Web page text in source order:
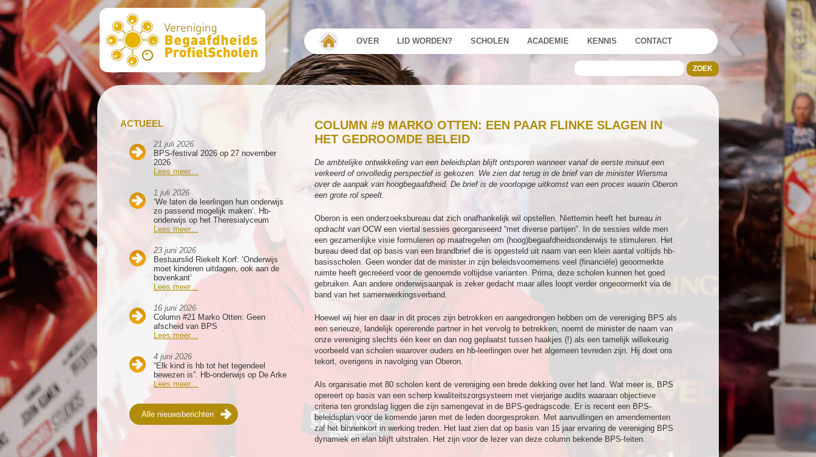
OVER LID WORDEN? SCHOLEN ACADEMIE KENNIS CONTACT
ACTUEEL
21 juli 2026
BPS-festival 2026 op 27 november
2026
Lees meer…
1 juli 2026
‘We laten de leerlingen hun onderwijs
zo passend mogelijk maken’. Hb-
onderwijs op het Theresialyceum
Lees meer…
23 juni 2026
Bestuurslid Riekelt Korf: ‘Onderwijs
moet kinderen uitdagen, ook aan de
bovenkant’
Lees meer…
16 juni 2026
Column #21 Marko Otten: Geen
afscheid van BPS
Lees meer…
4 juni 2026
“Elk kind is hb tot het tegendeel
bewezen is”. Hb-onderwijs op De Arke
Lees meer…
Alle nieuwsberichten
COLUMN #9 MARKO OTTEN: EEN PAAR FLINKE SLAGEN IN
HET GEDROOMDE BELEID
De ambtelijke ontwikkeling van een beleidsplan blijft ontsporen wanneer vanaf de eerste minuut een
verkeerd of onvolledig perspectief is gekozen. We zien dat terug in de brief van de minister Wiersma
over de aanpak van hoogbegaafdheid. De brief is de voorlopige uitkomst van een proces waarin Oberon
een grote rol speelt.
Oberon is een onderzoeksbureau dat zich onafhankelijk wil opstellen. Niettemin heeft het bureau in
opdracht van OCW een viertal sessies georganiseerd “met diverse partijen”. In de sessies wilde men
een gezamenlijke visie formuleren op maatregelen om (hoog)begaafdheidsonderwijs te stimuleren. Het
bureau deed dat op basis van een brandbrief die is opgesteld uit naam van een klein aantal voltijds hb-
basisscholen. Geen wonder dat de minister in zijn beleidsvoornemens veel (financiële) geoormerkte
ruimte heeft gecreëerd voor de genoemde voltijdse varianten. Prima, deze scholen kunnen het goed
gebruiken. Aan andere onderwijsaanpak is zeker gedacht maar alles loopt verder ongeoormerkt via de
band van het samenwerkingsverband.
Hoewel wij hier en daar in dit proces zijn betrokken en aangedrongen hebben om de vereniging BPS als
een serieuze, landelijk opererende partner in het vervolg te betrekken, noemt de minister de naam van
onze vereniging slechts één keer en dan nog geplaatst tussen haakjes (!) als een tamelijk willekeurig
voorbeeld van scholen waarover ouders en hb-leerlingen over het algemeen tevreden zijn. Hij doet ons
tekort, overigens in navolging van Oberon.
Als organisatie met 80 scholen kent de vereniging een brede dekking over het land. Wat meer is, BPS
opereert op basis van een scherp kwaliteitszorgsysteem met vierjarige audits waaraan objectieve
criteria ten grondslag liggen die zijn samengevat in de BPS-gedragscode. Er is recent een BPS-
beleidsplan voor de komende jaren met de leden doorgesproken. Met aanvullingen en amendementen
zal het binnenkort in werking treden. Het laat zien dat op basis van 15 jaar ervaring de vereniging BPS
dynamiek en elan blijft uitstralen. Het zijn voor de lezer van deze column bekende BPS-feiten.